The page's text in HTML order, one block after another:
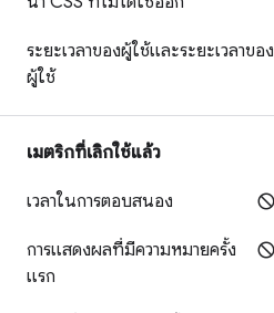
ระยะเวลาของผู้ใช้และระยะเวลาของ
ผู้ใช้
เมตริกที่เลิกใช้แล้ว
เวลาในการตอบสนอง
การแสดงผลที่มีความหมายครั้ง
แรก